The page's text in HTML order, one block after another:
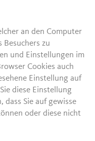
an den Computer
zu
und Einstellungen im
Cookies auch
Einstellung auf
diese Einstellung
dass Sie auf gewisse
oder diese nicht